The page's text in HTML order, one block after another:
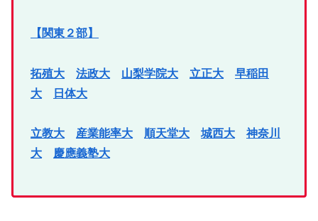
【関東２部】
拓殖大 法政大 山梨学院大 立正大
早稲田
大
日体大
立教大 産業能率大 順天堂大 城西大
神奈川
大
慶應義塾大